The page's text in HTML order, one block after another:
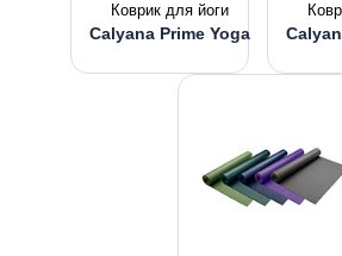
Коврик для йоги
Calyana Prime Yoga